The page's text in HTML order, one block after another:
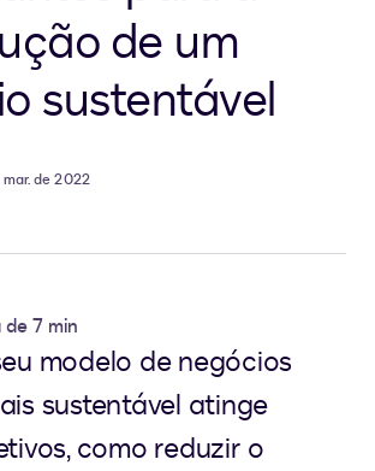
de um
sustentável
de 2022
7 min
modelo de negócios
sustentável atinge
como reduzir o